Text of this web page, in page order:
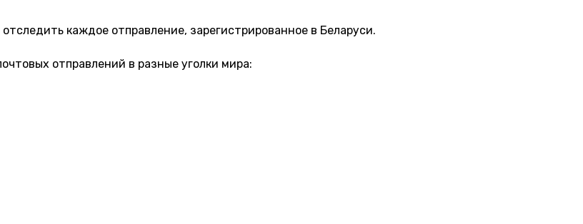
каждое отправление, зарегистрированное в Беларуси.
отправлений в разные уголки мира: